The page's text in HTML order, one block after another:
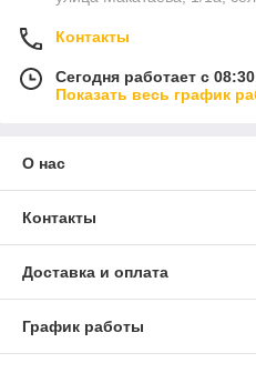
Контакты
Сегодня работает с
Показать весь график
О нас
Контакты
Доставка и оплата
График работы